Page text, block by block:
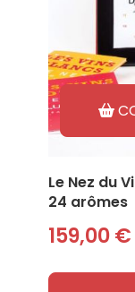
Le Nez du
24 arômes
159,00 €